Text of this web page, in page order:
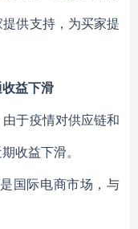
供支持，为买家提
益下滑
于疫情对供应链和
收益下滑。
国际电商市场，与